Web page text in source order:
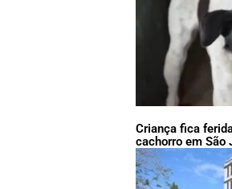
Criança fica
cachorro em São